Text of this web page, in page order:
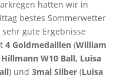
hatten wir in
bestes Sommerwetter
gute Ergebnisse
4 Goldmedaillen(William
W10 Ball, Luisa
) und 3mal Silber(Luisa